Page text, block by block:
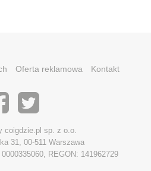
Oferta reklamowa Kontakt
coigdzie.pl sp. z o.o.
31, 00-511 Warszawa
REGON: 141962729